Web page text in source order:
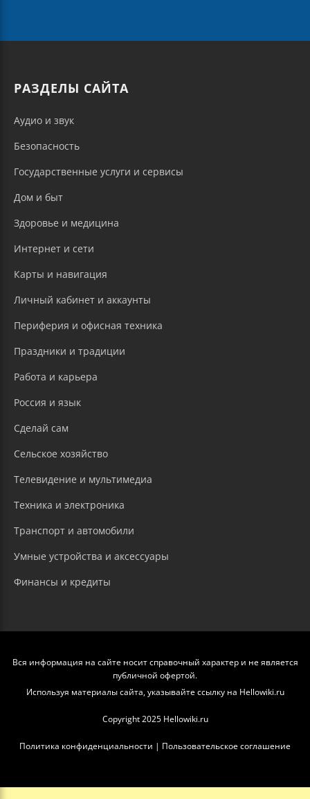
РАЗДЕЛЫ САЙТА
Аудио и звук
Безопасность
Государственные услуги и сервисы
Дом и быт
Здоровье и медицина
Интернет и сети
Карты и навигация
Личный кабинет и аккаунты
Периферия и офисная техника
Праздники и традиции
Работа и карьера
Россия и язык
Сделай сам
Сельское хозяйство
Телевидение и мультимедиа
Техника и электроника
Транспорт и автомобили
Умные устройства и аксессуары
Финансы и кредиты
Вся информация на сайте носит справочный характер и не является
публичной офертой.
Используя материалы сайта, указывайте ссылку на Hellowiki.ru
Copyright 2025 Hellowiki.ru
Политика конфиденциальности | Пользовательское соглашение